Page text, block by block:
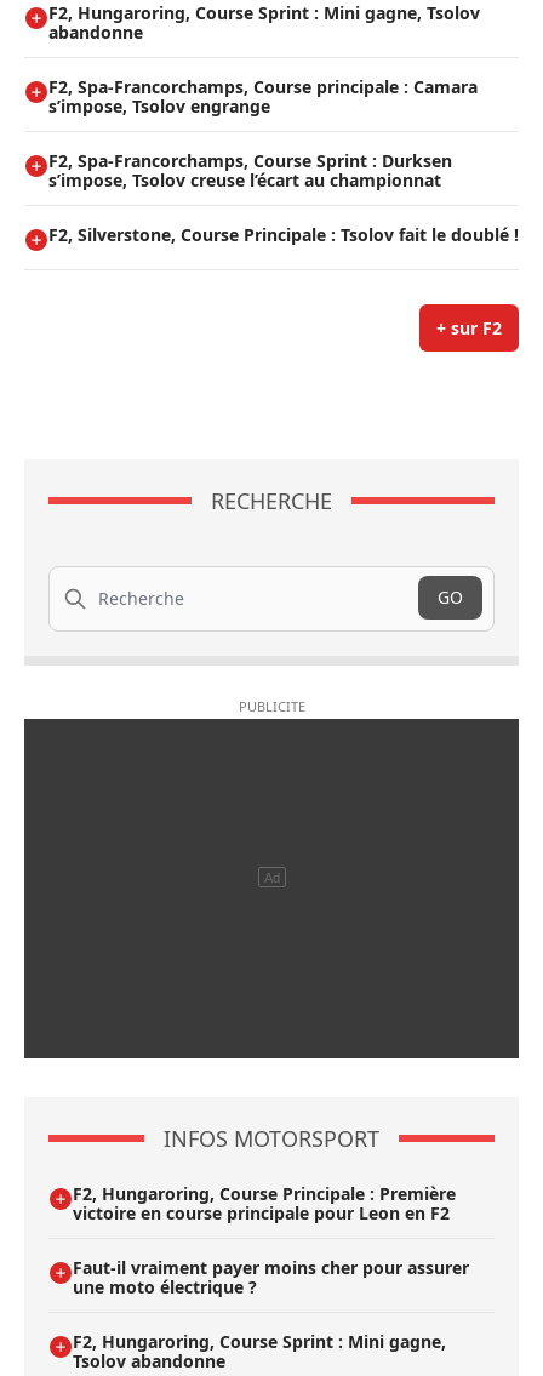
F2, Hungaroring, Course Sprint : Mini gagne, Tsolov
abandonne
F2, Spa-Francorchamps, Course principale : Camara
s’impose, Tsolov engrange
F2, Spa-Francorchamps, Course Sprint : Durksen
s’impose, Tsolov creuse l’écart au championnat
F2, Silverstone, Course Principale : Tsolov fait le doublé !
+ sur F2
RECHERCHE
Recherche
GO
INFOS MOTORSPORT
F2, Hungaroring, Course Principale : Première
victoire en course principale pour Leon en F2
Faut-il vraiment payer moins cher pour assurer
une moto électrique ?
F2, Hungaroring, Course Sprint : Mini gagne,
Tsolov abandonne